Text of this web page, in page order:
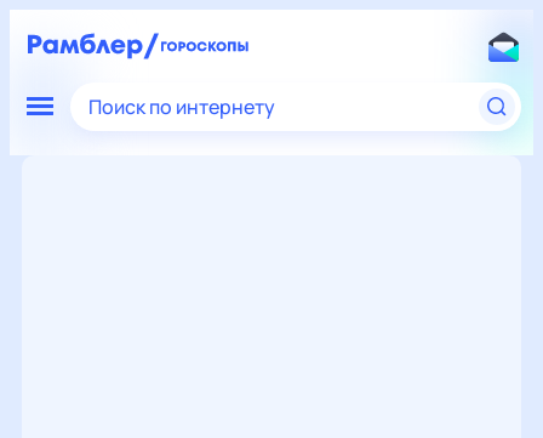
Поиск по интернету